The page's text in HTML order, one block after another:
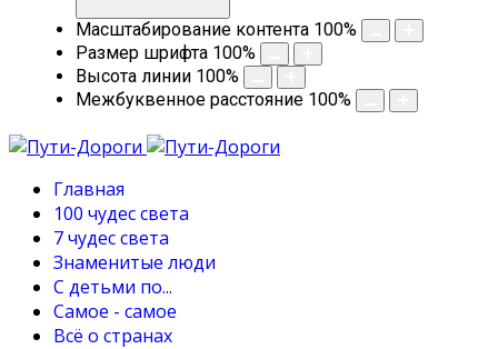
Масштабирование контента 100%
Размер шрифта 100%
Высота линии 100%
Межбуквенное расстояние 100%
Главная
100 чудес света
7 чудес света
Знаменитые люди
С детьми по...
Самое - самое
Всё о странах